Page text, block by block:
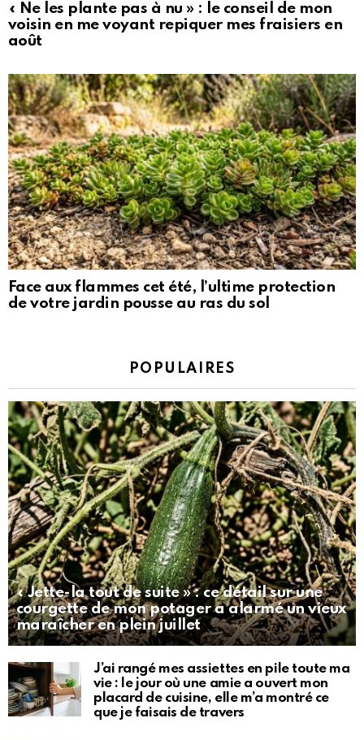
« Ne les plante pas à nu » : le conseil de mon
voisin en me voyant repiquer mes fraisiers en
août
Face aux flammes cet été, l’ultime protection
de votre jardin pousse au ras du sol
POPULAIRES
« Jette-la tout de suite » : ce détail sur une
courgette de mon potager a alarmé un vieux
maraîcher en plein juillet
J’ai rangé mes assiettes en pile toute ma
vie : le jour où une amie a ouvert mon
placard de cuisine, elle m’a montré ce
que je faisais de travers